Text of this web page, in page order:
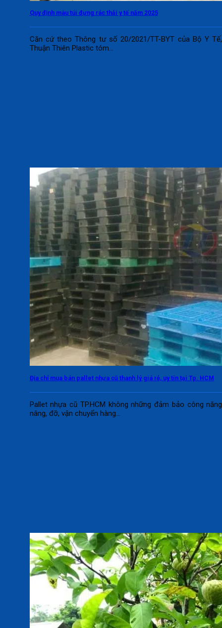
Quy định màu túi đựng rác thải y tế năm 2025
Căn cứ theo Thông tư số 20/2021/TT-BYT của Bộ Y Tế,
Thuận Thiên Plastic tóm...
Địa chỉ mua bán pallet nhựa cũ thanh lý giá rẻ, uy tín tại Tp. HCM
Pallet nhựa cũ TP.HCM không những đảm bảo công năng
nâng, đỡ, vận chuyển hàng...